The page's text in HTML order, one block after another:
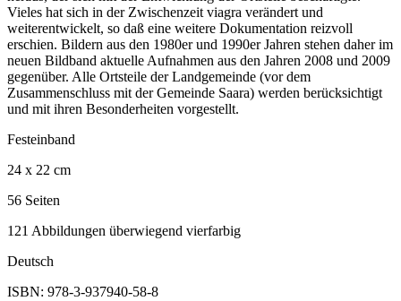
Vieles hat sich in der Zwischenzeit viagra verändert und
weiterentwickelt, so daß eine weitere Dokumentation reizvoll
erschien. Bildern aus den 1980er und 1990er Jahren stehen daher im
neuen Bildband aktuelle Aufnahmen aus den Jahren 2008 und 2009
gegenüber. Alle Ortsteile der Landgemeinde (vor dem
Zusammenschluss mit der Gemeinde Saara) werden berücksichtigt
und mit ihren Besonderheiten vorgestellt.
Festeinband
24 x 22 cm
56 Seiten
121 Abbildungen überwiegend vierfarbig
Deutsch
ISBN: 978-3-937940-58-8